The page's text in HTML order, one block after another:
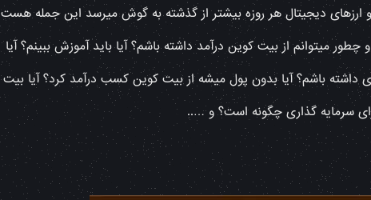
ارزهای دیجیتال هر روزه بیشتر از گذشته به گوش میرسد این جمله هست
میتوانم از بیت کوین درآمد داشته باشم؟ آیا باید آموزش ببینم؟ آیا
داشته باشم؟ آیا بدون پول میشه از بیت کوین کسب درآمد کرد؟ آیا بیت
سرمایه گذاری چگونه است؟ و …..